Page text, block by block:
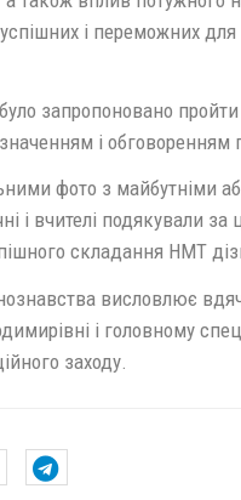
і переможних для
запропоновано
і обговоренням
фото з майбутніми
і вчителі подякували
складання НМТ
висловлює
і головному
заходу.